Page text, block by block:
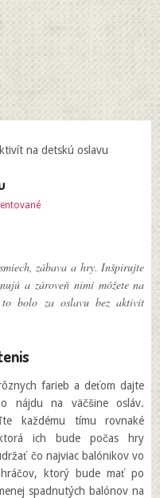
na detskú oslavu
zábava a hry. Inšpirujte
a zároveň nimi môžete na
to bolo za oslavu bez aktivít
farieb a deťom dajte
nájdu na väčšine osláv.
každému tímu rovnaké
ich bude počas hry
čo najviac balónikov vo
ktorý bude mať po
spadnutých balónov na